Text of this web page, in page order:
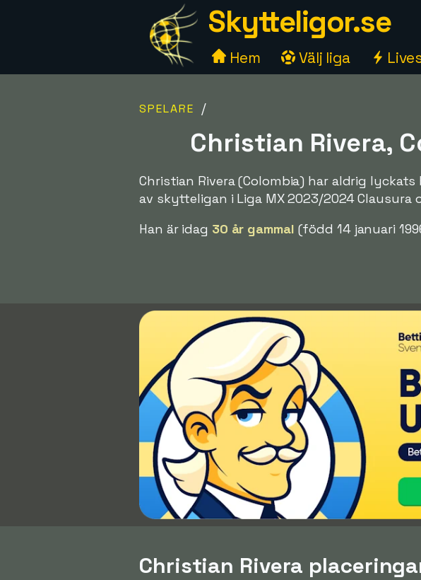
Skytteligor.se
Hem Välj liga
SPELARE /
Christian Rivera,
Christian Rivera (Colombia) har aldrig
av skytteligan i Liga MX 2023/2024 Clausura
Han är idag 30 år gammal (född 14 januari
Christian Rivera